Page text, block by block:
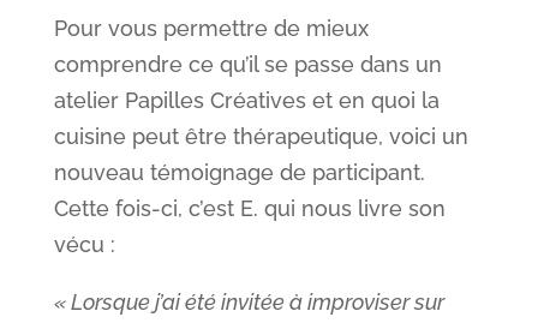
Pour vous permettre de mieux
comprendre ce qu’il se passe dans un
atelier Papilles Créatives et en quoi la
cuisine peut être thérapeutique, voici un
nouveau témoignage de participant.
Cette fois-ci, c’est E. qui nous livre son
vécu :
« Lorsque j’ai été invitée à improviser sur